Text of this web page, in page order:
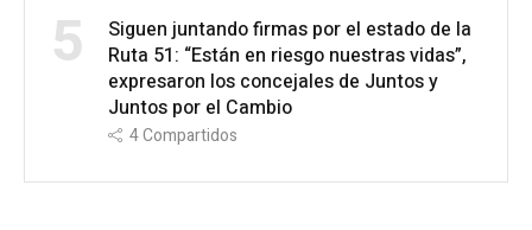
5
Siguen juntando firmas por el estado de la
Ruta 51: “Están en riesgo nuestras vidas”,
expresaron los concejales de Juntos y
Juntos por el Cambio
4Compartidos